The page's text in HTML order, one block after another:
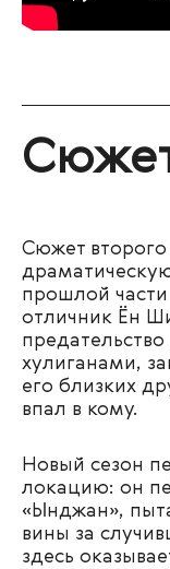
Сюжет
прошлой
отличник Ён
хулиганами,
его близких
впал в кому.
Новый сезон
локацию: он
«Ынджан»,
вины за
здесь